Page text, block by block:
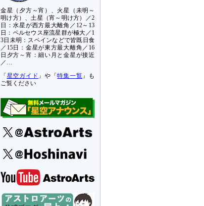
金星（夕方～宵）、火星（未明～
明け方）、土星（宵～明け方）／2
日：水星が西方最大離角／12～13
日：ペルセウス座流星群が極大／1
3日未明：スペインなどで皆既日食
／15日：金星が東方最大離角／16
日夕方～宵：細い月と金星が接近
／…
「 星空ガイド 」や「特集一覧 」も
ご覧ください